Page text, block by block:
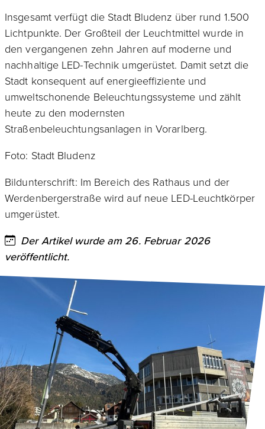
Insgesamt verfügt die Stadt Bludenz über rund 1.500
Lichtpunkte. Der Großteil der Leuchtmittel wurde in
den vergangenen zehn Jahren auf moderne und
nachhaltige LED-Technik umgerüstet. Damit setzt die
Stadt konsequent auf energieeffiziente und
umweltschonende Beleuchtungssysteme und zählt
heute zu den modernsten
Straßenbeleuchtungsanlagen in Vorarlberg.
Foto: Stadt Bludenz
Bildunterschrift: Im Bereich des Rathaus und der
Werdenbergerstraße wird auf neue LED-Leuchtkörper
umgerüstet.
Der Artikel wurde am 26. Februar 2026
veröffentlicht.